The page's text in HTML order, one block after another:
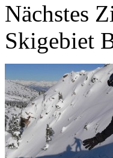
Nächstes
Skigebiet